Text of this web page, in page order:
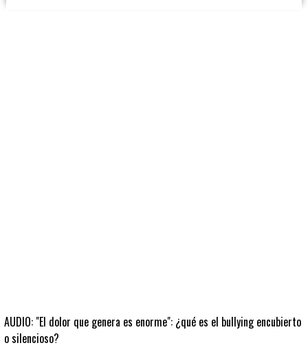
AUDIO: "El dolor que genera es enorme": ¿qué es el bullying encubierto
o silencioso?